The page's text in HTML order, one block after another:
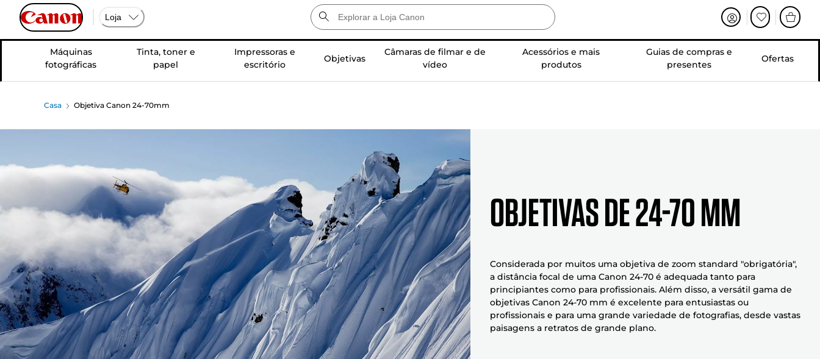
Loja
Máquinas
fotográficas
Tinta, toner e
papel
Impressoras e
escritório
Objetivas
Câmaras de filmar e de
vídeo
Acessórios e mais
produtos
Guias de compras e
presentes
Ofertas
Casa Objetiva Canon 24-70mm
Objetivas de 24-70 mm
Considerada por muitos uma objetiva de zoom standard "obrigatória",
a distância focal de uma Canon 24-70 é adequada tanto para
principiantes como para profissionais. Além disso, a versátil gama de
objetivas Canon 24-70 mm é excelente para entusiastas ou
profissionais e para uma grande variedade de fotografias, desde vastas
paisagens a retratos de grande plano.